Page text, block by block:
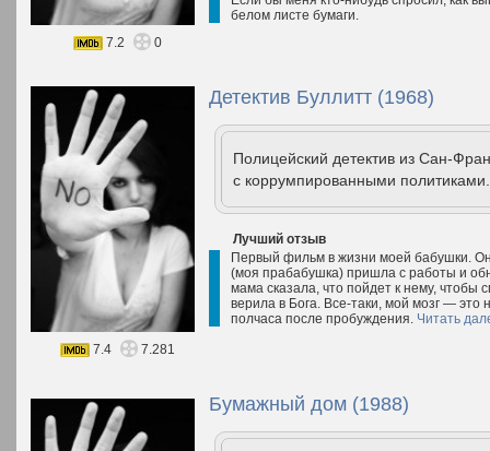
белом листе бумаги.
7.2
0
Детектив Буллитт (1968)
Полицейский детектив из Сан-
с коррумпированными
Лучший отзыв
Первый фильм в жизни моей бабушки.
(моя прабабушка) пришла с работы и
мама сказала, что пойдет к нему, чтобы
верила в Бога. Все-таки, мой мозг —
полчаса после пробуждения. Читать
7.4
7.281
Бумажный дом (1988)